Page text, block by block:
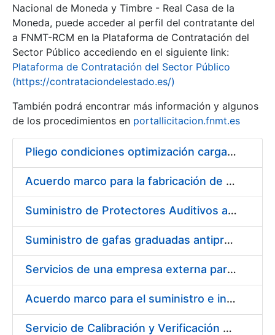
Show/Hide
Nacional de Moneda y Timbre - Real Casa de la
Moneda, puede acceder al perfil del contratante del
a FNMT-RCM en la Plataforma de Contratación del
Sector Público accediendo en el siguiente link:
Plataforma de Contratación del Sector Público
(https://contrataciondelestado.es/)
También podrá encontrar más información y algunos
de los procedimientos en portallicitacion.fnmt.es
Pliego condiciones optimización cargas compras firmado
Acuerdo marco para la fabricación de piezas
Suministro de Protectores Auditivos a medida para las personas trabajadoras de los Centros de Trabajo de Madrid y Burgos
Suministro de gafas graduadas antiproyecciones para los trabajadores de la FNMT-RCM en los centros de trabajo de Madrid y Burgos
Servicios de una empresa externa para el asesoramiento y resolución de los recursos de alzada que se presentan relacionados con procesos de selección para la FNMT-RCM
Acuerdo marco para el suministro e instalación de persianas, estores y otros complementos
Servicio de Calibración y Verificación Externa de los Equipos de Medición del Servicio de Prevención de la FNMT-RCM